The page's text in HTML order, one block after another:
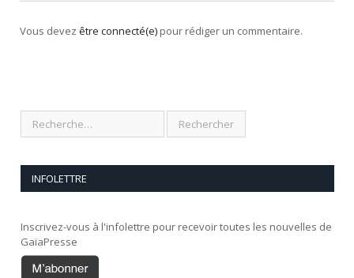
Vous devez être connecté(e) pour rédiger un commentaire.
INFOLETTRE
Inscrivez-vous à l'infolettre pour recevoir toutes les nouvelles de
GaïaPresse